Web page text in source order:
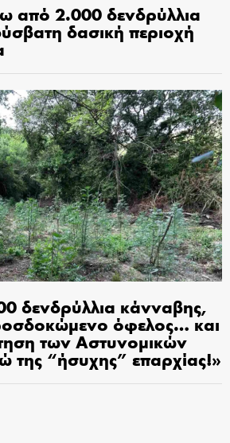
από 2.000 δενδρύλλια
δασική περιοχή
δενδρύλλια κάνναβης,
όφελος… και
των Αστυνομικών
της “ήσυχης” επαρχίας!»